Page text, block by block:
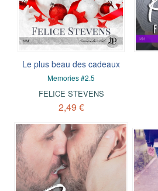
Le plus beau des cadeaux
Memories #2.5
FELICE STEVENS
2,49 €